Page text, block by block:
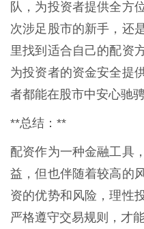
队，为投资者提供全方
次涉足股市的新手，还
里找到适合自己的配资
为投资者的资金安全提
者都能在股市中安心驰骋
**总结：**
配资作为一种金融工具
益，但也伴随着较高的
资的优势和风险，理性
严格遵守交易规则，才